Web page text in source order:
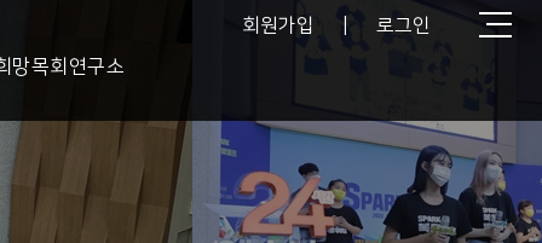
망목회연구소
회원가입 로그인